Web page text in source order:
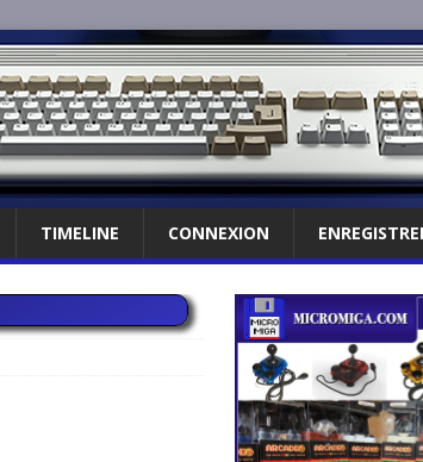
TIMELINE CONNEXION